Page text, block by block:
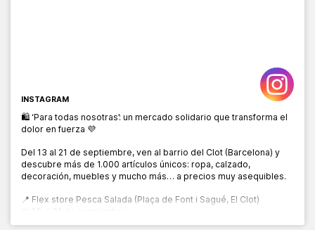
INSTAGRAM
🛍️ ‘Para todas nosotras’: un mercado solidario que transforma el
dolor en fuerza 💜
Del 13 al 21 de septiembre, ven al barrio del Clot (Barcelona) y
descubre más de 1.000 artículos únicos: ropa, calzado,
decoración, muebles y mucho más… a precios muy asequibles.
📍 Flex store Pesca Salada (Plaça de Font i Sagué, El Clot)
🕙 10:00 a 20:00 h